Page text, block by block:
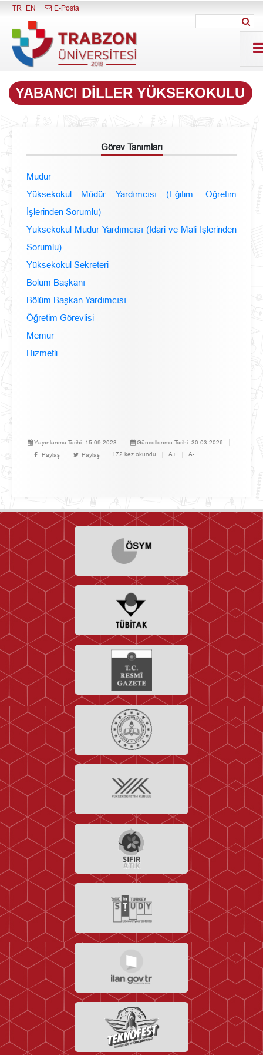
Menüyü Kapat
TR EN E-Posta
YABANCI DILLER YÜKSEKOKULU
Görev Tanımları
Müdür
Yüksekokul Müdür Yardımcısı (Eğitim- Öğretim
İşlerinden Sorumlu)
Yüksekokul Müdür Yardımcısı (İdari ve Mali İşlerinden
Sorumlu)
Yüksekokul Sekreteri
Bölüm Başkanı
Bölüm Başkan Yardımcısı
Öğretim Görevlisi
Memur
Hizmetli
Yayınlanma Tarihi: 15.09.2023 Güncellenme Tarihi: 30.03.2026
Paylaş
Paylaş 172 kez okundu A+ A-